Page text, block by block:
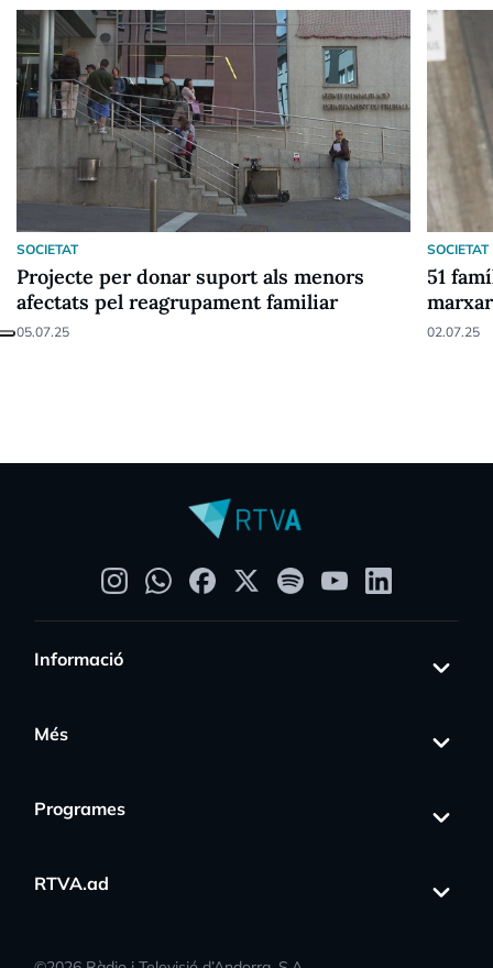
SOCIETAT
Projecte per donar suport als menors
afectats pel reagrupament familiar
05.07.25
SOCIETAT
51
02.07.25
Informació
Més
Programes
RTVA.ad